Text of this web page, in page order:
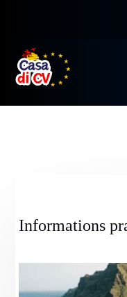
Informations